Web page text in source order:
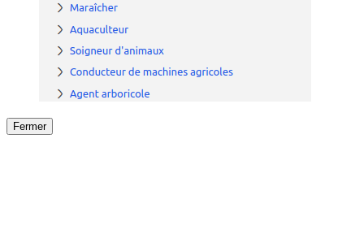
Fermer